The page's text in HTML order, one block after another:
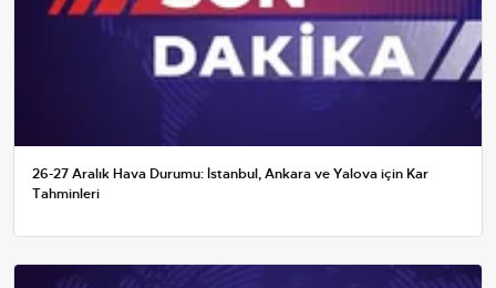
26-27 Aralık Hava Durumu: İstanbul, Ankara ve Yalova için Kar
Tahminleri